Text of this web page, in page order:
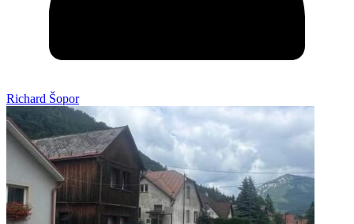
Richard Šopor